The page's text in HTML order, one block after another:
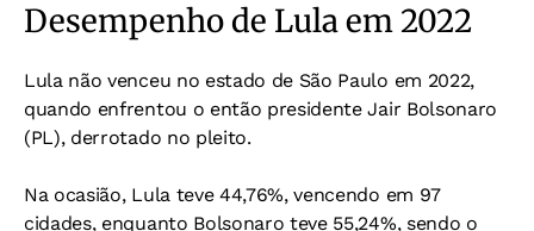
Desempenho de Lula em 2022
Lula não venceu no estado de São Paulo em 2022,
quando enfrentou o então presidente Jair Bolsonaro
(PL), derrotado no pleito.
Na ocasião, Lula teve 44,76%, vencendo em 97
cidades, enquanto Bolsonaro teve 55,24%, sendo o